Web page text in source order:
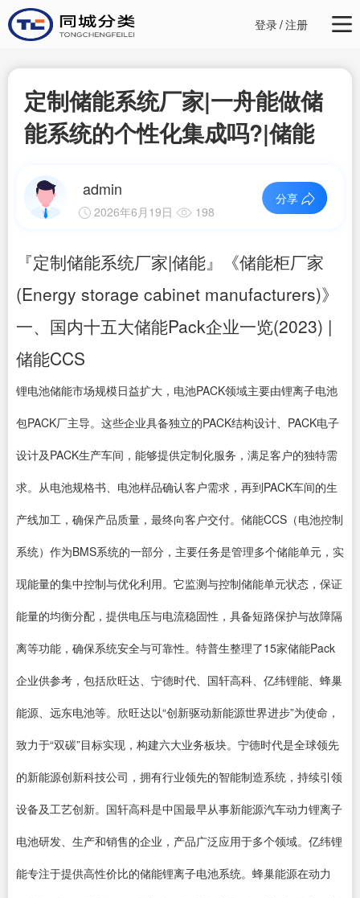
登录/注册
定制储能系统厂家|一舟能做储
能系统的个性化集成吗?|储能
admin
2026年6月19日 198
分享
『定制储能系统厂家|储能』《储能柜厂家
(Energy storage cabinet manufacturers)》
一、国内十五大储能Pack企业一览(2023) |
储能CCS
锂电池储能市场规模日益扩大，电池PACK领域主要由锂离子电池
包PACK厂主导。这些企业具备独立的PACK结构设计、PACK电子
设计及PACK生产车间，能够提供定制化服务，满足客户的独特需
求。从电池规格书、电池样品确认客户需求，再到PACK车间的生
产线加工，确保产品质量，最终向客户交付。储能CCS（电池控制
系统）作为BMS系统的一部分，主要任务是管理多个储能单元，实
现能量的集中控制与优化利用。它监测与控制储能单元状态，保证
能量的均衡分配，提供电压与电流稳固性，具备短路保护与故障隔
离等功能，确保系统安全与可靠性。特普生整理了15家储能Pack
企业供参考，包括欣旺达、宁德时代、国轩高科、亿纬锂能、蜂巢
能源、远东电池等。欣旺达以“创新驱动新能源世界进步”为使命，
致力于“双碳”目标实现，构建六大业务板块。宁德时代是全球领先
的新能源创新科技公司，拥有行业领先的智能制造系统，持续引领
设备及工艺创新。国轩高科是中国最早从事新能源汽车动力锂离子
电池研发、生产和销售的企业，产品广泛应用于多个领域。亿纬锂
能专注于提供高性价比的储能锂离子电池系统。蜂巢能源在动力